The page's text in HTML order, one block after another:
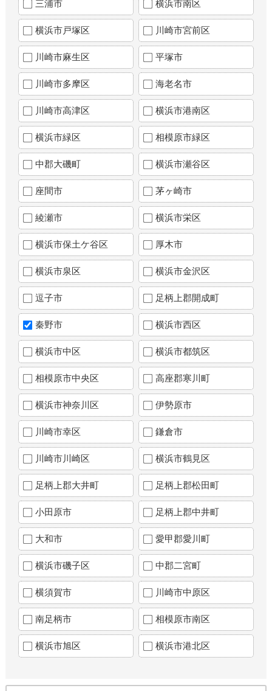
三浦市 横浜市南区
横浜市戸塚区 川崎市宮前区
川崎市麻生区 平塚市
川崎市多摩区 海老名市
川崎市高津区 横浜市港南区
横浜市緑区 相模原市緑区
中郡大磯町 横浜市瀬谷区
座間市 茅ヶ崎市
綾瀬市 横浜市栄区
横浜市保土ケ谷区 厚木市
横浜市泉区 横浜市金沢区
逗子市 足柄上郡開成町
秦野市 横浜市西区
横浜市中区 横浜市都筑区
相模原市中央区 高座郡寒川町
横浜市神奈川区 伊勢原市
川崎市幸区 鎌倉市
川崎市川崎区 横浜市鶴見区
足柄上郡大井町 足柄上郡松田町
小田原市 足柄上郡中井町
大和市 愛甲郡愛川町
横浜市磯子区 中郡二宮町
横須賀市 川崎市中原区
南足柄市 相模原市南区
横浜市旭区 横浜市港北区